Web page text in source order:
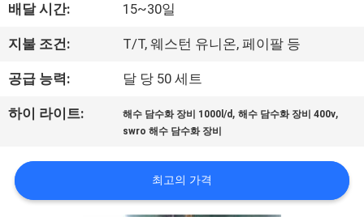
공
장
여
행
품
배달 시간: 15~30일
지불 조건: T/T, 웨스턴 유니온, 페이팔 등
공급 능력: 달 당 50 세트
하이 라이트: 해수 담수화 장비 1000l/d ,해수 담수화 장비 400v,
swro 해수 담수화 장비
최고의 가격